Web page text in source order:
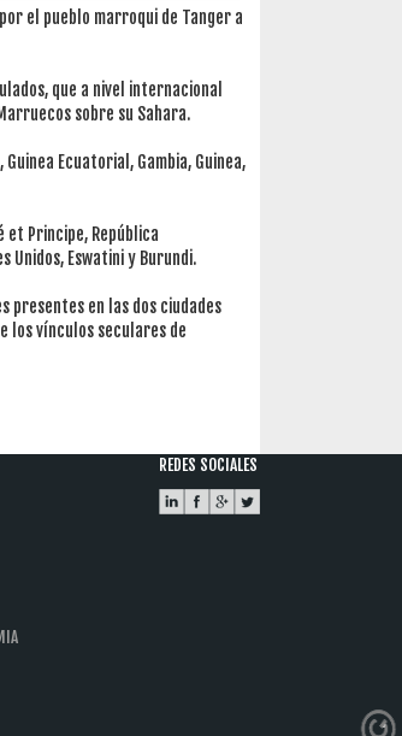
el pueblo marroqui de Tanger a
que a nivel internacional
sobre su Sahara.
Ecuatorial, Gambia, Guinea,
et Principe, República
Unidos, Eswatini y Burundi.
presentes en las dos ciudades
los vínculos seculares de
REDES SOCIALES